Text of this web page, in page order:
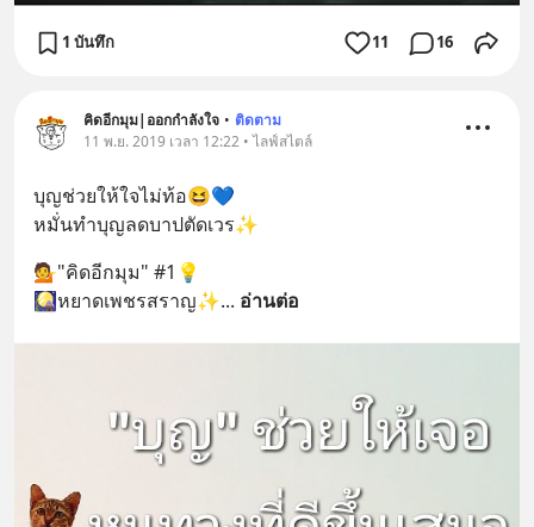
1 บันทึก 11 16
คิดอีกมุม|ออกกำลังใจ • ติดตาม
11 พ.ย. 2019 เวลา 12:22 • ไลฟ์สไตล์
บุญช่วยให้ใจไม่ท้อ😆💙
หมั่นทำบุญลดบาปตัดเวร✨
💁"คิดอีกมุม" #1💡
🎑หยาดเพชรสราญ✨... อ่านต่อ